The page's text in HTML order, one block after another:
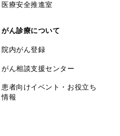
医療安全推進室
がん診療について
院内がん登録
がん相談支援センター
患者向けイベント・お役立ち
情報